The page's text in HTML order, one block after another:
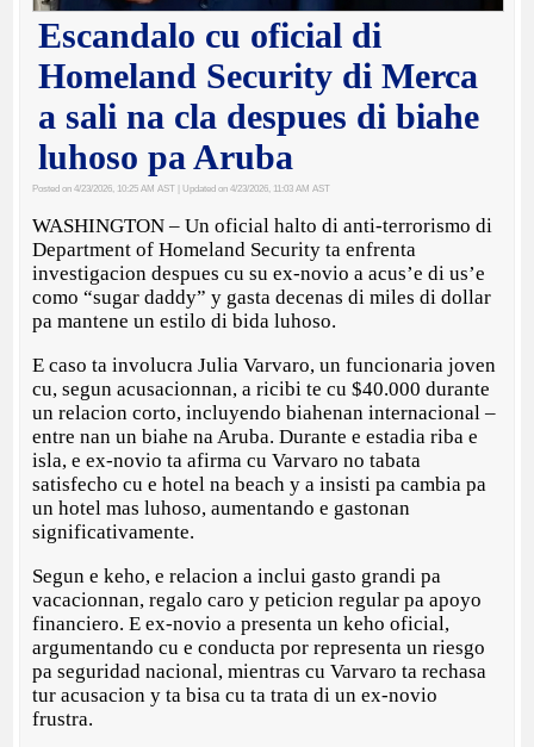
Escandalo cu oficial di
Homeland Security di Merca
a sali na cla despues di biahe
luhoso pa Aruba
Posted on 4/23/2026, 10:25 AM AST | Updated on 4/23/2026, 11:03 AM AST
WASHINGTON – Un oficial halto di anti-terrorismo di
Department of Homeland Security ta enfrenta
investigacion despues cu su ex-novio a acus’e di us’e
como “sugar daddy” y gasta decenas di miles di dollar
pa mantene un estilo di bida luhoso.
E caso ta involucra Julia Varvaro, un funcionaria joven
cu, segun acusacionnan, a ricibi te cu $40.000 durante
un relacion corto, incluyendo biahenan internacional –
entre nan un biahe na Aruba. Durante e estadia riba e
isla, e ex-novio ta afirma cu Varvaro no tabata
satisfecho cu e hotel na beach y a insisti pa cambia pa
un hotel mas luhoso, aumentando e gastonan
significativamente.
Segun e keho, e relacion a inclui gasto grandi pa
vacacionnan, regalo caro y peticion regular pa apoyo
financiero. E ex-novio a presenta un keho oficial,
argumentando cu e conducta por representa un riesgo
pa seguridad nacional, mientras cu Varvaro ta rechasa
tur acusacion y ta bisa cu ta trata di un ex-novio
frustra.